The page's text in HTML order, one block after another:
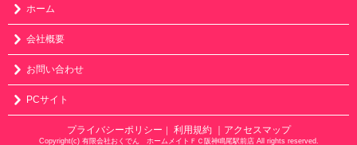
ホーム
会社概要
お問い合わせ
PCサイト
プライバシーポリシー 利用規約 ｜アクセスマップ
Copyright(c) 有限会社おくでん ホームメイトＦＣ阪神鳴尾駅前店 All rights reserved.